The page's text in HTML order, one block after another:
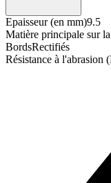
Epaisseur (en mm)9.5
Matière principale sur
BordsRectifiés
Résistance à l'abrasion